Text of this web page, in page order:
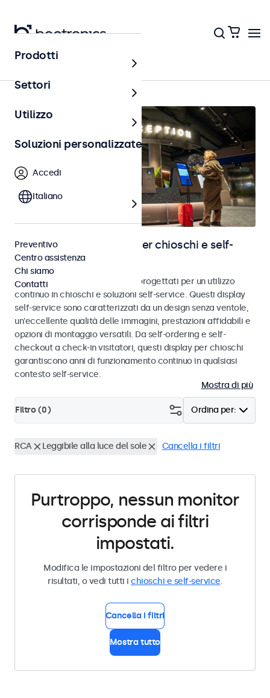
Home
Monitor e touchscreen per chioschi e self-
service
Monitor e display touchscreen progettati per un utilizzo
continuo in chioschi e soluzioni self-service. Questi display
self-service sono caratterizzati da un design senza ventole,
un'eccellente qualità delle immagini, prestazioni affidabili e
opzioni di montaggio versatili. Da self-ordering e self-
checkout a check-in visitatori, questi display per chioschi
garantiscono anni di funzionamento continuo in qualsiasi
contesto self-service.
Mostra di più
Ordina per:
Filtro (0)
RCA Leggibile alla luce del sole Cancella i filtri
Purtroppo, nessun monitor
corrisponde ai filtri
impostati.
Modifica le impostazioni del filtro per vedere i
risultati, o vedi tutti i chioschi e self-service.
Cancella i filtri
Mostra tutto
Prodotti
Settori
Utilizzo
Soluzioni personalizzate
Accedi
Italiano
Preventivo
Centro assistenza
Chi siamo
Contatti